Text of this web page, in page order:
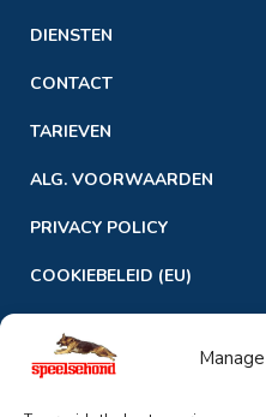
DIENSTEN
CONTACT
TARIEVEN
ALG. VOORWAARDEN
PRIVACY POLICY
COOKIEBELEID (EU)